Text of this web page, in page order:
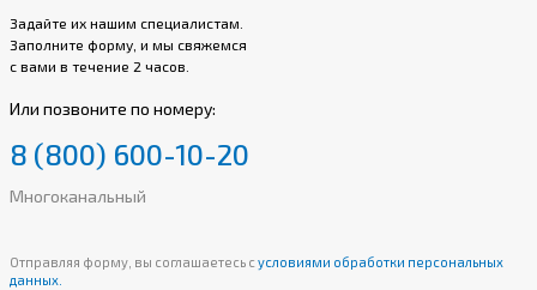
Задайте их нашим специалистам.
Заполните форму, и мы свяжемся
с вами в течение 2 часов.
Или позвоните по номеру:
8 (800) 600-10-20
Многоканальный
Отправляя форму, вы соглашаетесь с условиями обработки персональных
данных.